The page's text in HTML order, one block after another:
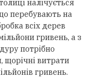
налічується
перебувають на
всіх дерев
гривень, а з
потрібно
щорічні витрати
гривень.